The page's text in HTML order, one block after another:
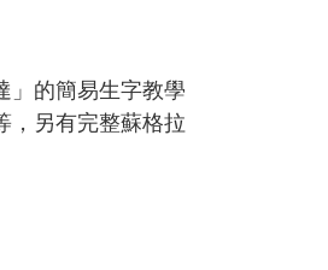
」的簡易生字教學
，另有完整蘇格拉